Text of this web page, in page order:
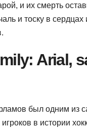
и их смерть
и тоску в сердцах
Arial,
был одним из
в истории